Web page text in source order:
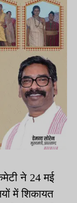
ने 24 मई
में शिकायत